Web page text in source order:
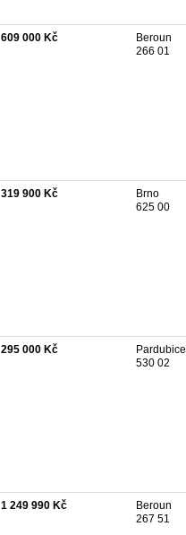
609 000 Kč
Beroun
266 01
319 900 Kč
Brno
625 00
295 000 Kč
Pardubice
530 02
1 249 990 Kč
Beroun
267 51